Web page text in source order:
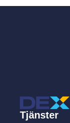
Tjänster